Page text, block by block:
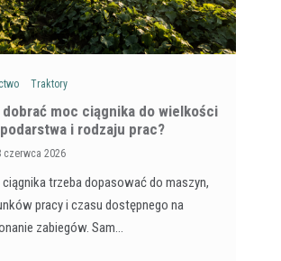
Traktory
dobrać moc ciągnika do wielkości
i rodzaju prac?
czerwca 2026
trzeba dopasować do maszyn,
pracy i czasu dostępnego na
zabiegów. Sam…